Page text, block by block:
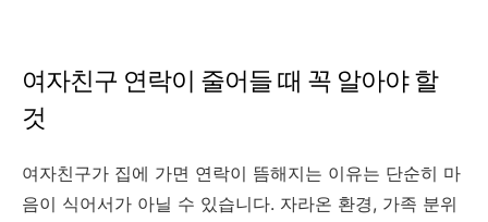
여자친구 연락이 줄어들 때 꼭 알아야 할
것
여자친구가 집에 가면 연락이 뜸해지는 이유는 단순히 마
음이 식어서가 아닐 수 있습니다. 자라온 환경, 가족 분위